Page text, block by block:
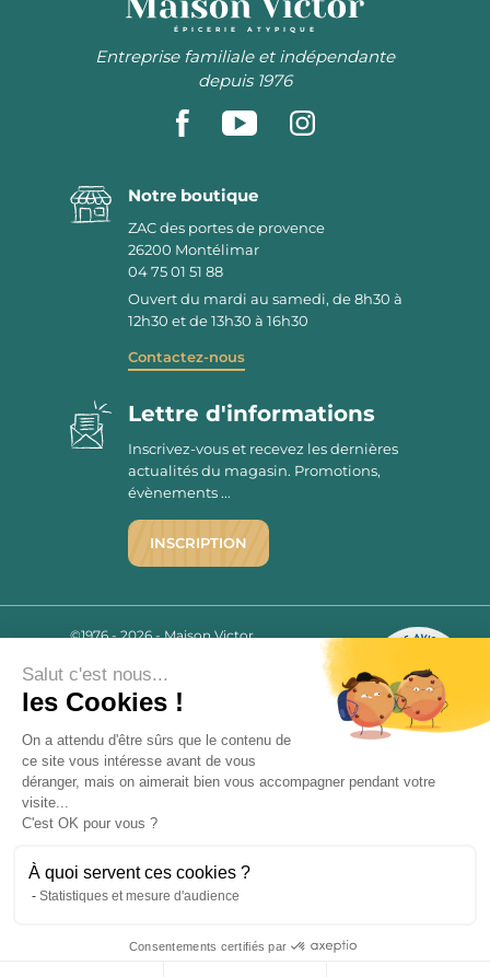
ÉPICERIE ATYPIQUE
Entreprise familiale et indépendante
depuis 1976
Notre boutique
ZAC des portes de provence
26200 Montélimar
04 75 01 51 88
Ouvert du mardi au samedi, de 8h30 à
12h30 et de 13h30 à 16h30
Contactez-nous
2779 AVIS
9.7/10
Lettre d'informations
Inscrivez-vous et recevez les dernières
actualités du magasin. Promotions,
évènements ...
INSCRIPTION
©1976 - 2026 - Maison Victor
Mentions légales
C.G.V.
Politique de confidentialité
FAQ
Livraisons
« L’abus d’alcool est dangereux pour la santé, à consommer avec
modération. La vente d’alcool est strictement interdite aux mineurs.
Salut c'est nous...
les Cookies !
On a attendu d'être sûrs que le contenu de
ce site vous intéresse avant de vous
déranger, mais on aimerait bien vous accompagner pendant votre
visite...
C'est OK pour vous ?
À quoi servent ces cookies ?
Statistiques et mesure d'audience
Consentements certifiés par